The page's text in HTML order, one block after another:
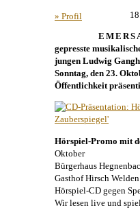
» Profil
gepresste
jungen Ludwig
Sonntag, den 23.
Öffentlichkeit
Hörspiel-Promo mit
Oktober
Bürgerhaus
Gasthof Hirsch
Hörspiel-CD gegen
Wir lesen live und